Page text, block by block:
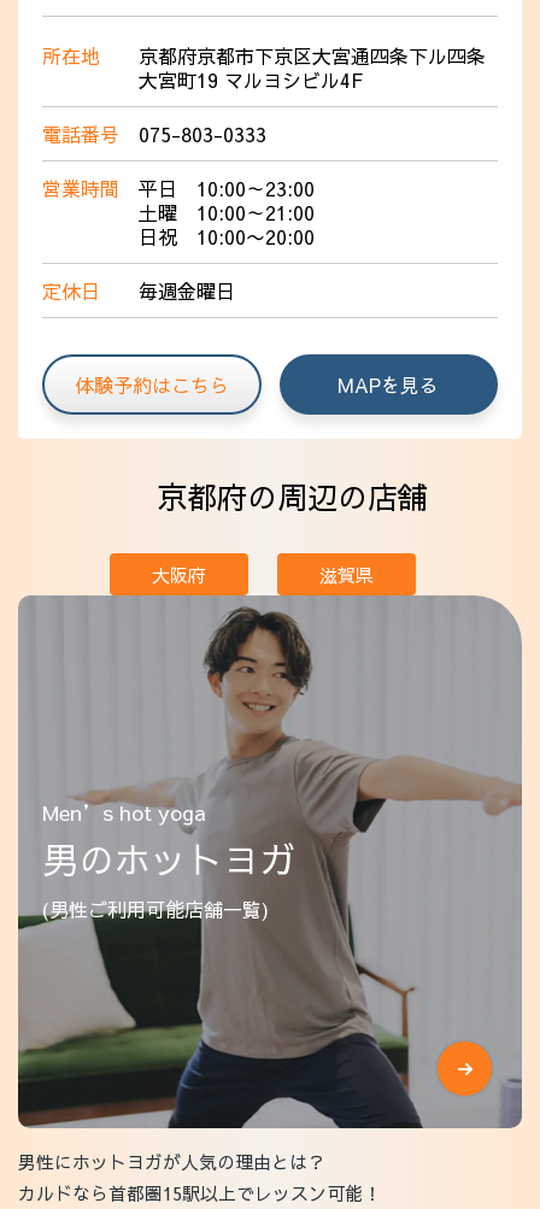
所在地
京都府京都市下京区大宮通四条下ル四条
大宮町19 マルヨシビル4F
電話番号 075-803-0333
営業時間
平日 10:00～23:00
土曜 10:00～21:00
日祝 10:00〜20:00
定休日 毎週金曜日
体験予約はこちら MAPを見る
京都府の周辺の店舗
大阪府 滋賀県
Men’s hot yoga
男のホットヨガ
(男性ご利用可能店舗一覧)
男性にホットヨガが人気の理由とは？
カルドなら首都圏15駅以上でレッスン可能！